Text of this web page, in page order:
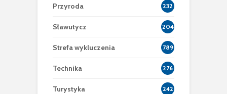
Przyroda 232
Sławutycz 204
Strefa wykluczenia 789
Technika 276
Turystyka 242